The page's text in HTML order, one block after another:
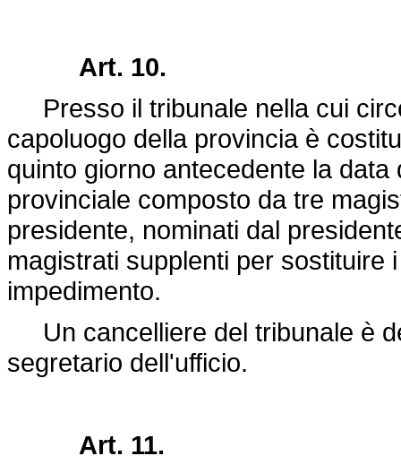
Art. 10.
Presso il tribunale nella cui
capoluogo della provincia è
quinto giorno antecedente la
provinciale composto da tre
presidente, nominati dal
magistrati supplenti per sostituire
impedimento.
Un cancelliere del tribunale è
segretario dell'ufficio.
Art. 11.